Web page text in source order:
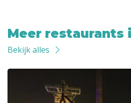
Meer restaurants
Bekijk alles